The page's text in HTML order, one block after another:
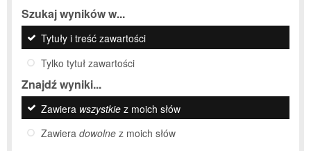
Szukaj wyników w...
Tytuły i treść zawartości
Tylko tytuł zawartości
Znajdź wyniki...
Zawiera wszystkie z moich słów
Zawiera dowolne z moich słów